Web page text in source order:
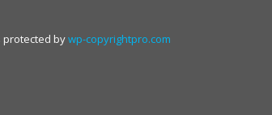
protected bywp-copyrightpro.com